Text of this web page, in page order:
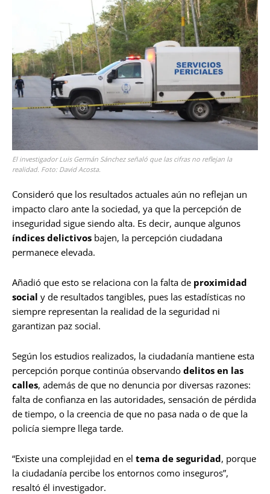
El investigador Luis Germán Sánchez señaló que las cifras no reflejan la
realidad. Foto: David Acosta.
Consideró que los resultados actuales aún no reflejan un
impacto claro ante la sociedad, ya que la percepción de
inseguridad sigue siendo alta. Es decir, aunque algunos
índices delictivos bajen, la percepción ciudadana
permanece elevada.
Añadió que esto se relaciona con la falta de proximidad
social y de resultados tangibles, pues las estadísticas no
siempre representan la realidad de la seguridad ni
garantizan paz social.
Según los estudios realizados, la ciudadanía mantiene esta
percepción porque continúa observando delitos en las
calles, además de que no denuncia por diversas razones:
falta de confianza en las autoridades, sensación de pérdida
de tiempo, o la creencia de que no pasa nada o de que la
policía siempre llega tarde.
“Existe una complejidad en el tema de seguridad, porque
la ciudadanía percibe los entornos como inseguros”,
resaltó él investigador.